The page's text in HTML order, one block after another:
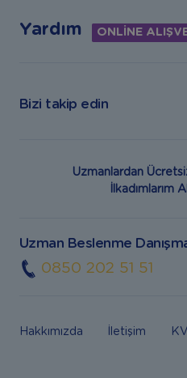
Yardım ONLİNE
Bizi takip edin
Uzmanlardan
İlkadımlarım
Uzman Beslenme
0850 202 51 51
Hakkımızda İletişim